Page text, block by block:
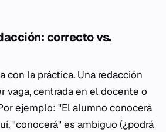
correcto vs.
con la práctica. Una redacción
vaga, centrada en el docente o
ejemplo: "El alumno conocerá
"conocerá" es ambiguo (¿podrá